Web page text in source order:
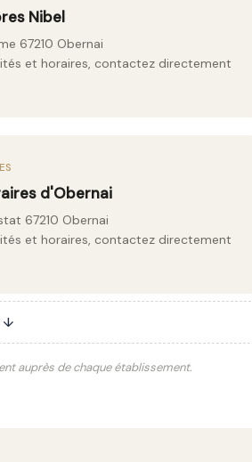
Nibel
67210 Obernai
et horaires, contactez directement
d'Obernai
67210 Obernai
et horaires, contactez directement
↓
auprès de chaque établissement.